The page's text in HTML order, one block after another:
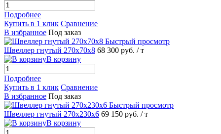
Подробнее
Купить в 1 клик Сравнение
В избранное Под заказ
Быстрый просмотр
Швеллер гнутый 270х70х8 68 300 руб. / т
В корзину
Подробнее
Купить в 1 клик Сравнение
В избранное Под заказ
Быстрый просмотр
Швеллер гнутый 270х230х6 69 150 руб. / т
В корзину